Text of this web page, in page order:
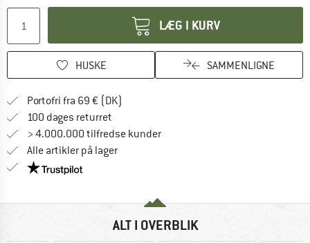
LÆG I KURV
HUSKE SAMMENLIGNE
Portofri fra 69 € (DK)
100 dages returret
> 4.000.000 tilfredse kunder
Alle artikler på lager
Vi er Trustpilot-certificeret - oplysningerne får du
ALT I OVERBLIK